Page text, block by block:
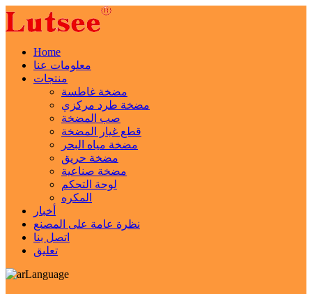
Home
معلومات عنا
منتجات
مضخة غاطسة
مضخة طرد مركزي
صب المضخة
قطع غيار المضخة
مضخة مياه البحر
مضخة حريق
مضخة صناعية
لوحة التحكم
المكره
أخبار
نظرة عامة على المصنع
اتصل بنا
تعليق
Language